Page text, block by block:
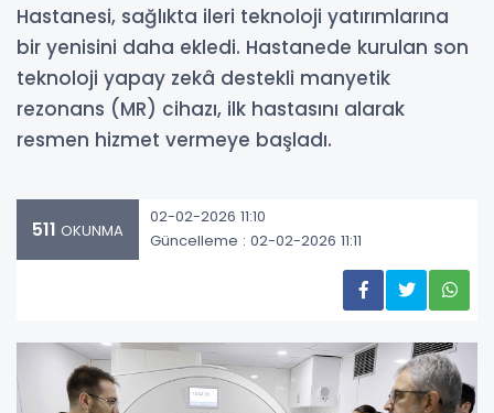
Hastanesi, sağlıkta ileri teknoloji yatırımlarına
bir yenisini daha ekledi. Hastanede kurulan son
teknoloji yapay zekâ destekli manyetik
rezonans (MR) cihazı, ilk hastasını alarak
resmen hizmet vermeye başladı.
511 OKUNMA
02-02-2026 11:10
Güncelleme : 02-02-2026 11:11